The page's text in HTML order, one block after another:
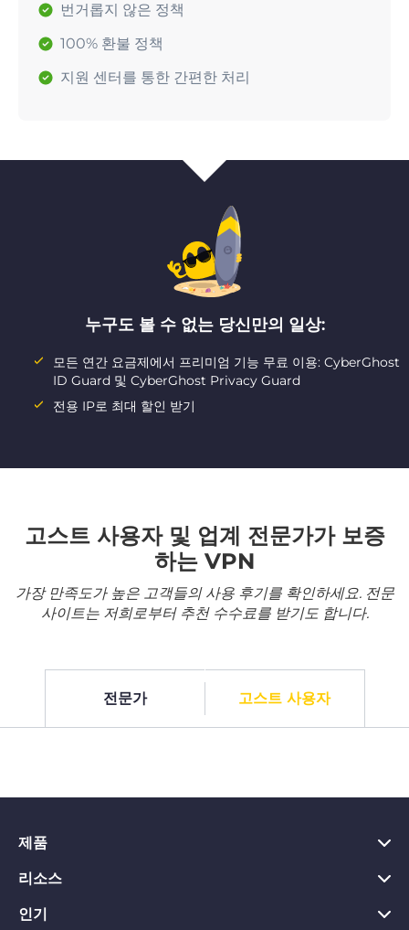
번거롭지 않은 정책
100% 환불 정책
지원 센터를 통한 간편한 처리
누구도 볼 수 없는 당신만의 일상:
모든 연간 요금제에서 프리미엄 기능 무료 이용: CyberGhost
ID Guard 및 CyberGhost Privacy Guard
전용 IP로 최대 할인 받기
고스트 사용자 및 업계 전문가가 보증
하는 VPN
가장 만족도가 높은 고객들의 사용 후기를 확인하세요. 전문
사이트는 저희로부터 추천 수수료를 받기도 합니다.
전문가 고스트 사용자
제품
PC용 VPN
Chrome용 VPN
리소스
VPN이란?
인기